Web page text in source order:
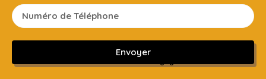
Envoyer
Sans engagement ni frais cachés